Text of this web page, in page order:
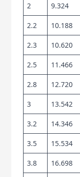
2 9.324
2.2 10.188
2.3 10.620
2.5 11.466
2.8 12.720
3 13.542
3.2 14.346
3.5 15.534
3.8 16.698